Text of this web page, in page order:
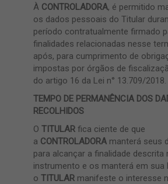
À CONTROLADORA, é permitido
os dados pessoais do Titular
período contratualmente firmado
finalidades relacionadas nesse
após, para cumprimento de
impostas por órgãos de
do artigo 16 da Lei n° 13.709/2018.
TEMPO DE PERMANÊNCIA DOS
RECOLHIDOS
O TITULARfica ciente de que
a CONTROLADORAmanterá seus
para alcançar a finalidade descrita
instrumento e os manterá em sua
o TITULARmanifeste o interesse